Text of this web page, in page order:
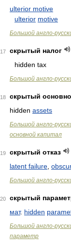
ulterior motive
ulterior motive
Большой англо-
17
скрытый налог
hidden tax
Большой англо-
18
скрытый
hidden assets
Большой англо-
основной капитал
19
скрытый отказ
latent failure
Большой англо-
20
скрытый
мат. hidden
Большой англо-
параметр